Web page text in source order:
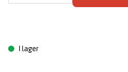
I lager